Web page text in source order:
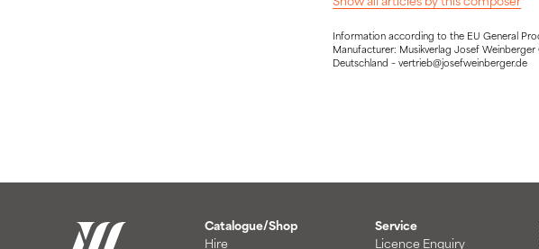
Information according to the EU General
Manufacturer: Musikverlag Josef
Deutschland – vertrieb@josefweinberger.de
Catalogue/Shop
Hire
Service
Licence Enquiry